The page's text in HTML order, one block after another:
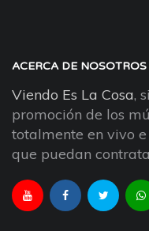
ACERCA DE NOSOTROS
Viendo Es La Cosa,
promoción de los
totalmente en vivo
que puedan